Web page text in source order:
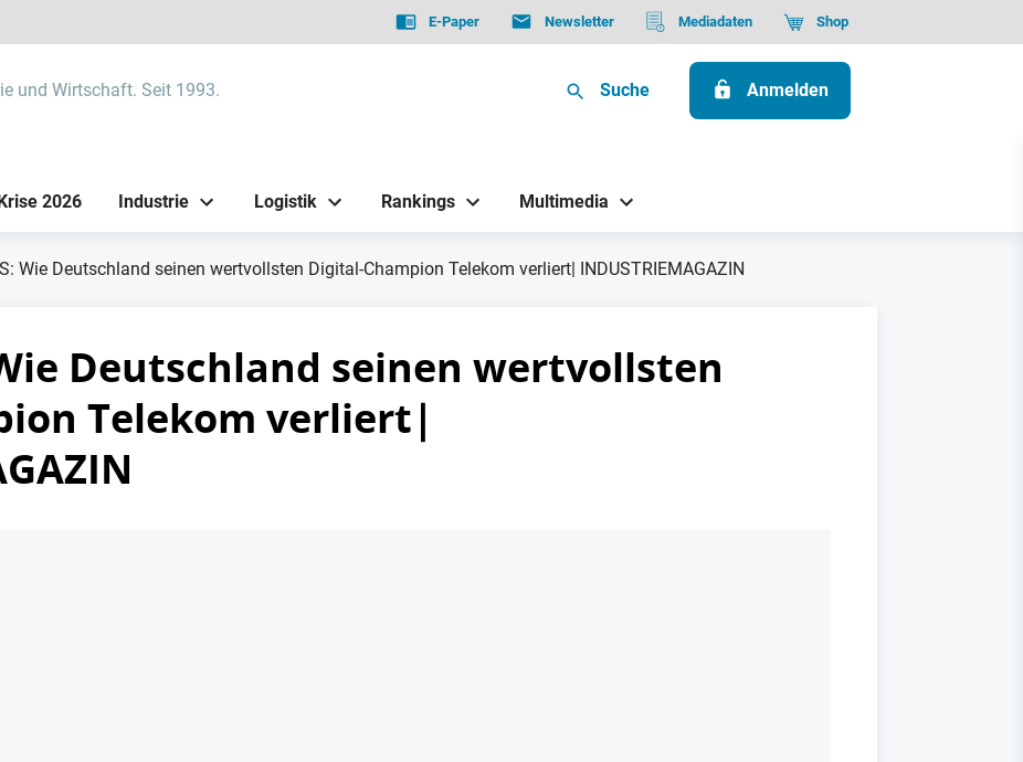
E-Paper Newsletter Mediadaten Shop
und Wirtschaft. Seit 1993. Suche Anmelden
2026 Industrie Logistik Rankings Multimedia
Wie Deutschland seinen wertvollsten Digital-Champion Telekom verliert| INDUSTRIEMAGAZIN
Deutschland seinen wertvollsten
Telekom verliert|